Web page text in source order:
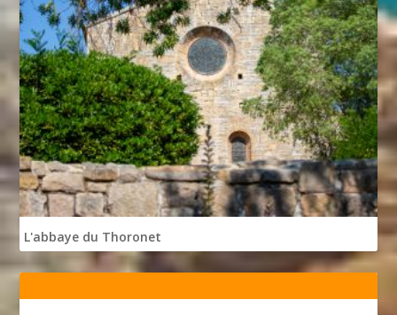
L'abbaye du Thoronet